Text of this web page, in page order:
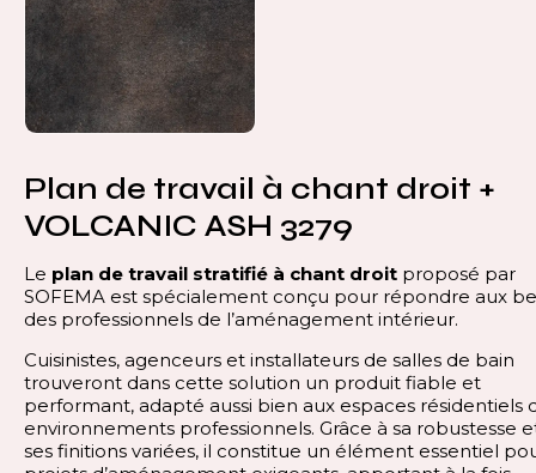
Plan de travail à chant droit +
VOLCANIC ASH 3279
Le plan de travail stratifié à chant droit proposé par
SOFEMA est spécialement conçu pour répondre aux
des professionnels de l’aménagement intérieur.
Cuisinistes, agenceurs et installateurs de salles de bain
trouveront dans cette solution un produit fiable et
performant, adapté aussi bien aux espaces résidentiels
environnements professionnels. Grâce à sa robustesse
ses finitions variées, il constitue un élément essentiel